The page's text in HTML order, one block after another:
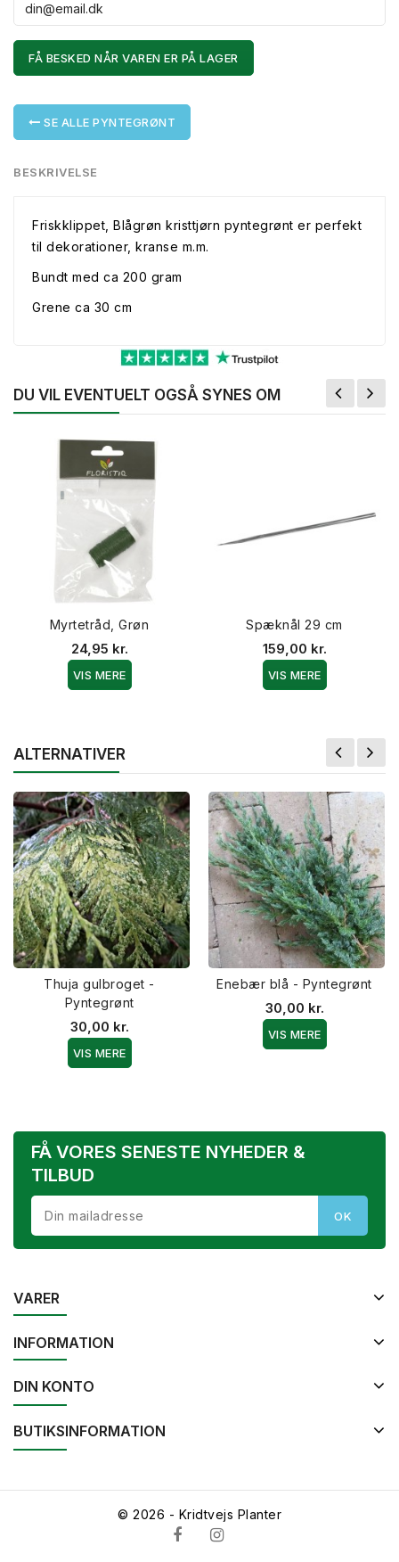
FÅ BESKED NÅR VAREN ER PÅ LAGER
SE ALLE PYNTEGRØNT
BESKRIVELSE
Friskklippet, Blågrøn kristtjørn pyntegrønt er perfekt
til dekorationer, kranse m.m.
Bundt med ca 200 gram
Grene ca 30 cm
DU VIL EVENTUELT OGSÅ SYNES OM
Myrtetråd, Grøn
24,95 kr.
VIS MERE
Spæknål 29 cm
159,00 kr.
VIS MERE
ALTERNATIVER
Thuja gulbroget -
Pyntegrønt
30,00 kr.
VIS MERE
Enebær blå - Pyntegrønt
30,00 kr.
VIS MERE
FÅ VORES SENESTE NYHEDER &
TILBUD
VARER
INFORMATION
DIN KONTO
BUTIKSINFORMATION
© 2026 - Kridtvejs Planter